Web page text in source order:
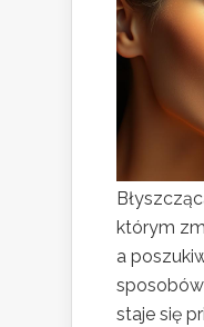
którym
a
staje się